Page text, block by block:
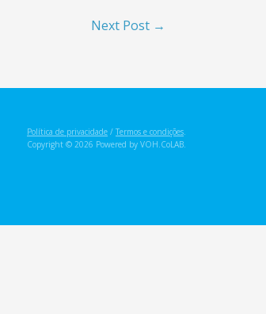
Next Post →
Política de privacidade/ Termos e condições.
Copyright © 2026 Powered by VOH.CoLAB.